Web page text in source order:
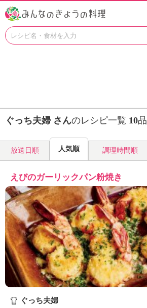
お
見
つ
よ
う
N
H
K
エ
デ
ュ
ケ
ー
シ
ョ
ナ
ぐっち夫婦 さんのレシピ一覧 10品
放送日順 人気順 調理時間順
えびのガーリックパン粉焼き
ぐっち夫婦